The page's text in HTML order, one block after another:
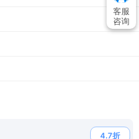
4.7折
客服
咨询